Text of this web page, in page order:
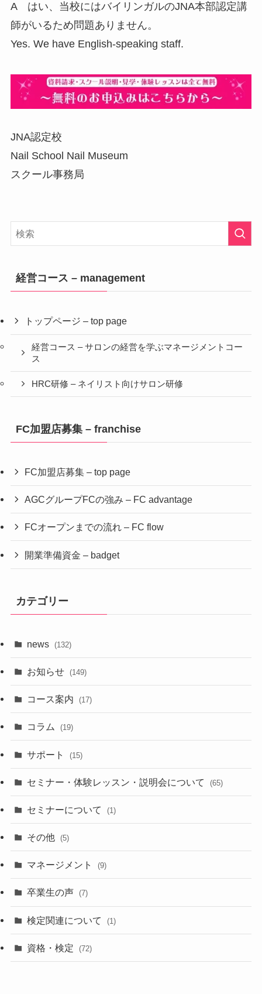
A はい、当校にはバイリンガルのJNA本部認定講
師がいるため問題ありません。
Yes. We have English-speaking staff.
JNA認定校
Nail School Nail Museum
スクール事務局
経営コース – management
トップページ – top page
経営コース – サロンの経営を学ぶマネージメントコー
ス
HRC研修 – ネイリスト向けサロン研修
FC加盟店募集 – franchise
FC加盟店募集 – top page
AGCグループFCの強み – FC advantage
FCオープンまでの流れ – FC flow
開業準備資金 – badget
カテゴリー
news (132)
お知らせ (149)
コース案内 (17)
コラム (19)
サポート (15)
セミナー・体験レッスン・説明会について (65)
セミナーについて (1)
その他 (5)
マネージメント (9)
卒業生の声 (7)
検定関連について (1)
資格・検定 (72)